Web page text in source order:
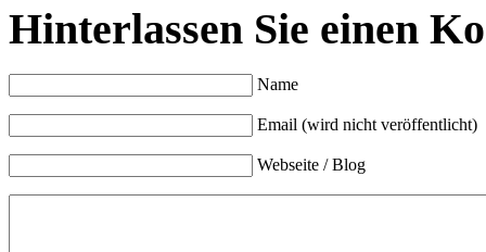
Hinterlassen Sie einen
Name
Email (wird nicht veröffentlicht)
Webseite / Blog